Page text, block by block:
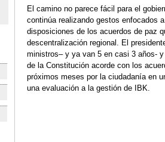
El camino no parece fácil para el
continúa realizando gestos enfocados
disposiciones de los acuerdos de paz
descentralización regional. El
ministros– y ya van 5 en casi 3 años-
de la Constitución acorde con los
próximos meses por la ciudadanía en
una evaluación a la gestión de IBK.
MALÍ
Mali: US rejects five-year
MALÍ
Mali: les